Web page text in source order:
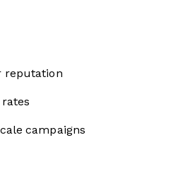
reputation
campaigns